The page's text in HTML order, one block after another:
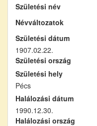
Születési név
Névváltozatok
Születési dátum
1907.02.22.
Születési ország
Születési hely
Pécs
Halálozási dátum
1990.12.30.
Halálozási ország